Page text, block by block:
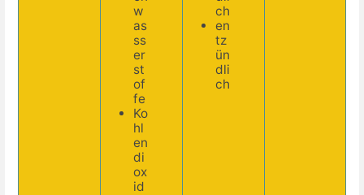
w
as
ss
er
st
of
fe
Ko
hl
en
di
ox
id
ch
en
tz
ün
dli
ch